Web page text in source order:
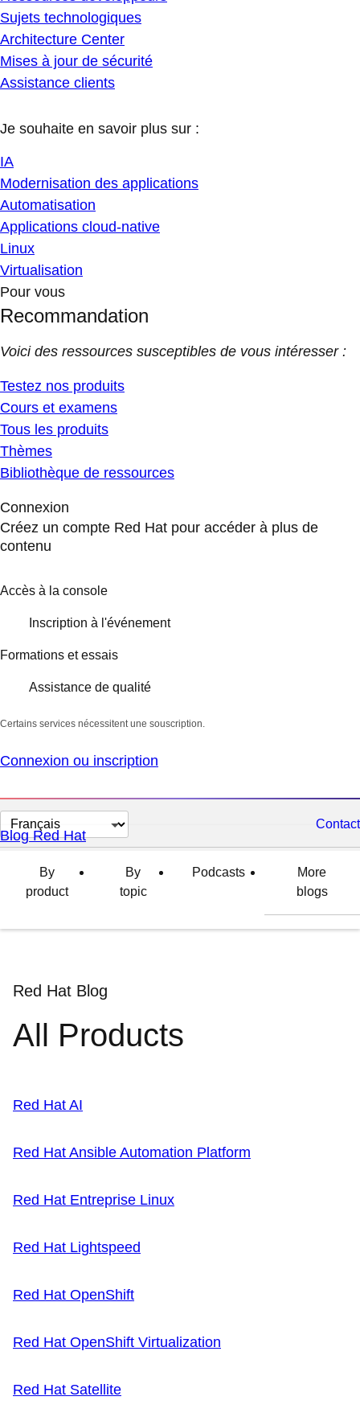
Sujets technologiques
Architecture Center
Mises à jour de sécurité
Assistance clients
Je souhaite en savoir plus sur :
IA
Modernisation des applications
Automatisation
Applications cloud-native
Linux
Virtualisation
Pour vous
Recommandation
Voici des ressources susceptibles de vous intéresser :
Testez nos produits
Cours et examens
Tous les produits
Thèmes
Bibliothèque de ressources
Connexion
Créez un compte Red Hat pour accéder à plus de
contenu
Accès à la console
Inscription à l'événement
Formations et essais
Assistance de qualité
Certains services nécessitent une souscription.
Connexion ou inscription
Changer
la
langue
Contact
Blog Red Hat
By
product
By
topic
Podcasts
More
blogs
Red Hat Blog
All Products
Red Hat AI
Red Hat Ansible Automation Platform
Red Hat Entreprise Linux
Red Hat Lightspeed
Red Hat OpenShift
Red Hat OpenShift Virtualization
Red Hat Satellite